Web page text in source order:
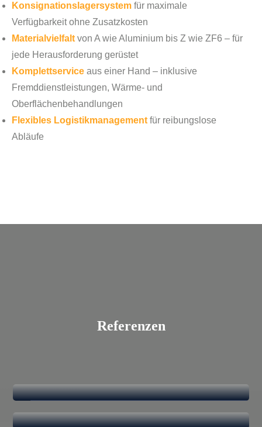
Konsignationslagersystem für maximale
Verfügbarkeit ohne Zusatzkosten
Materialvielfalt von A wie Aluminium bis Z wie ZF6 – für
jede Herausforderung gerüstet
Komplettservice aus einer Hand – inklusive
Fremddienstleistungen, Wärme- und
Oberflächenbehandlungen
Flexibles Logistikmanagement für reibungslose
Abläufe
Referenzen